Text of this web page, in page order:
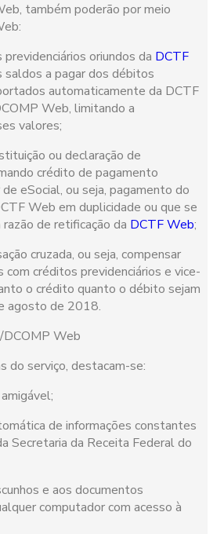
também poderão por meio
oriundos da DCTF
saldos a pagar dos débitos
automaticamente da DCTF
Web, limitando a
valores;
ou declaração de
crédito de pagamento
eSocial, ou seja, pagamento do
Web em duplicidade ou que se
de retificação da DCTF Web;
cruzada, ou seja, compensar
créditos previdenciários e vice-
o crédito quanto o débito sejam
agosto de 2018.
DCOMP Web
do serviço, destacam-se:
de informações constantes
Secretaria da Receita Federal do
e aos documentos
computador com acesso à